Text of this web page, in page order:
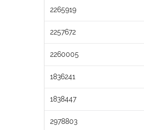
2265919
2257672
2260005
1836241
1838447
2978803